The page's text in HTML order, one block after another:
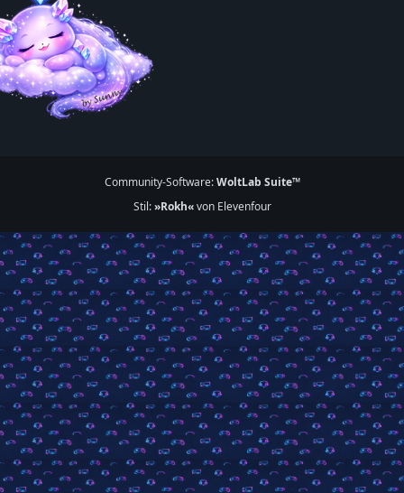
Community-Software:WoltLab Suite™
Stil:»Rokh«von Elevenfour